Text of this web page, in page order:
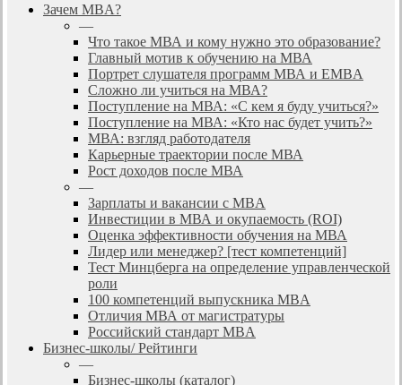
search
Menu
Зачем MBA?
—
Что такое МВА и кому нужно это образование?
Главный мотив к обучению на МВА
Портрет слушателя программ МВА и EMBA
Сложно ли учиться на МВА?
Поступление на МВА: «С кем я буду учиться?»
Поступление на МВА: «Кто нас будет учить?»
МВА: взгляд работодателя
Карьерные траектории после МВА
Рост доходов после МВА
—
Зарплаты и вакансии с MBA
Инвестиции в МВА и окупаемость (ROI)
Оценка эффективности обучения на МВА
Лидер или менеджер? [тест компетенций]
Тест Минцберга на определение управленческой
роли
100 компетенций выпускника MBA
Отличия МВА от магистратуры
Российский стандарт MBA
Бизнес-школы/ Рейтинги
—
Бизнес-школы (каталог)